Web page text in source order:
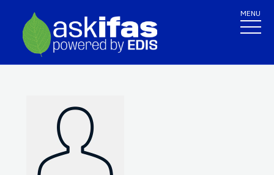
MENU